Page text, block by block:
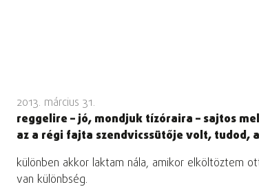
2013. március 31.
reggelire – jó, mondjuk tízóraira – sajtos
az a régi fajta szendvicssütője volt, tudod,
különben akkor laktam nála, amikor elköltöztem
van különbség.